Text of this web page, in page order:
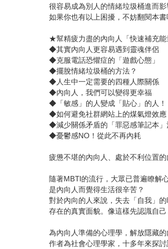
很容易成為別人的情緒垃圾桶進而影
如果你也有以上困擾，不妨翻閱本書
★幫精疲力盡的內向人「快速補充能
◆其實內向人更容易遇到靈魂伴侶
◆克服電話恐懼症的「遊戲心態」
◆擺脫情緒垃圾桶的方法？
◆人生中一定需要的四種人際關係
◆內向人，我們可以變得更幸福
◆「敏感」的人變成「貼心」的人！
◆如何避免社群網站上的煤氣燈效應
◆減少關係矛盾的「罪惡感筆記本」
◆憂鬱感NO！從此不再內耗
疲憊不堪的內向人、處於不利位置
隨著MBTI的流行，大眾已普遍瞭解
是內向人而覺得生活很辛苦？
對於內向的人來說，失去「自我」
存在的真實面貌。像這樣先認識自
為內向人準備的心理學，解放隱藏
作者為社會心理學家，十多年來探